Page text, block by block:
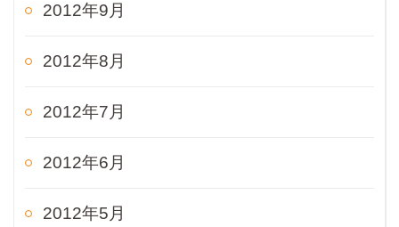
2012年9月
2012年8月
2012年7月
2012年6月
2012年5月